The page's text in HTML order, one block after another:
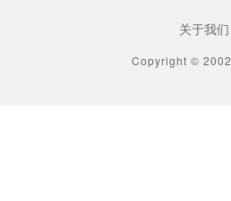
关于我们
Copyright ©